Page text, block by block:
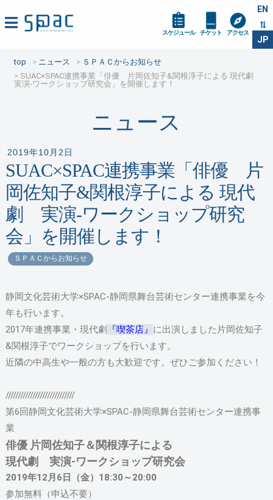
EN
JP
スケジュール チケット アクセス
top ニュース
ＳＰＡＣからお知らせ
SUAC×SPAC連携事業「俳優 片岡佐知子&関根淳子による 現代劇
実演-ワークショップ研究会」を開催します！
ニュース
2019年10月2日
SUAC×SPAC連携事業「俳優 片
岡佐知子&関根淳子による 現代
劇 実演-ワークショップ研究
会」を開催します！
ＳＰＡＣからお知らせ
静岡文化芸術大学×SPAC-静岡県舞台芸術センター連携事業を今
年も行います。
2017年連携事業・現代劇
『喫茶店』 に出演しました片岡佐知子
&関根淳子でワークショップを行います。
近隣の中高生や一般の方も大歓迎です。ぜひご参加ください！
////////////////////////////
第6回静岡文化芸術大学×SPAC‐静岡県舞台芸術センター連携事
業
俳優 片岡佐知子＆関根淳子による
現代劇 実演-ワークショップ研究会
2019年12月6日（金）18:30～20:00
参加無料（申込不要）